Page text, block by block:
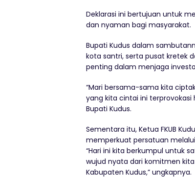
Deklarasi ini bertujuan untuk
dan nyaman bagi masyarakat.
Bupati Kudus dalam
kota santri, serta pusat kretek
penting dalam menjaga
“Mari bersama-sama kita
yang kita cintai ini terprovokasi
Bupati Kudus.
Sementara itu, Ketua FKUB
memperkuat persatuan melalui
“Hari ini kita berkumpul untuk
wujud nyata dari komitmen
Kabupaten Kudus,” ungkapnya.